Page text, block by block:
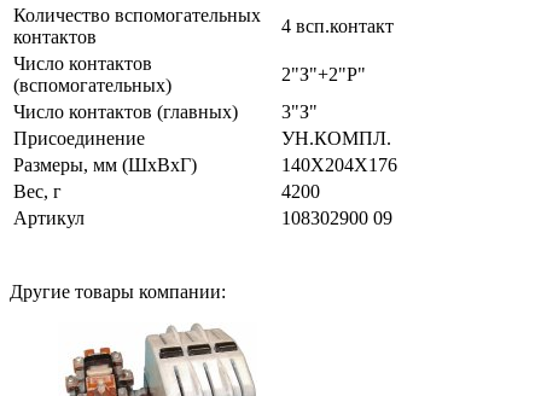
Количество вспомогательных
контактов
4 всп.контакт
Число контактов
(вспомогательных)
2"З"+2"Р"
Число контактов (главных)
3"З"
Присоединение
УН.КОМПЛ.
Размеры, мм (ШхВхГ)
140Х204Х176
Вес, г
4200
Артикул
108302900 09
Другие товары компании: